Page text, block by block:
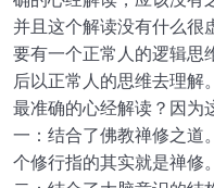
并且这个解读没有什么很
要有一个正常人的逻辑思
后以正常人的思维去理解
最准确的心经解读？因为
一：结合了佛教禅修之道
个修行指的其实就是禅修。